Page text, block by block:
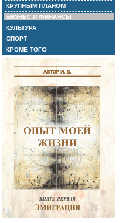
КРУПНЫМ ПЛАНОМ
БИЗНЕС И ФИНАНСЫ
КУЛЬТУРА
СПОРТ
КРОМЕ ТОГО